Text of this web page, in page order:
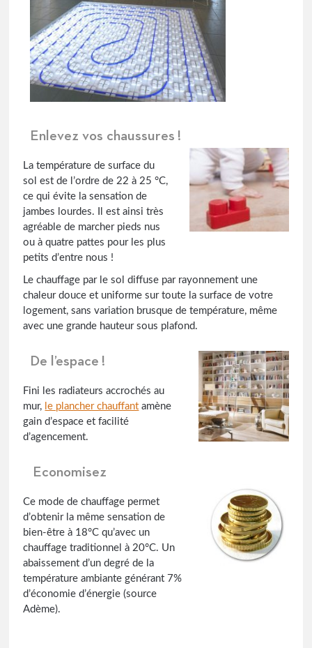
Enlevez vos chaussures !
La température de surface du
sol est de l’ordre de 22 à 25 °C,
ce qui évite la sensation de
jambes lourdes. Il est ainsi très
agréable de marcher pieds nus
ou à quatre pattes pour les plus
petits d’entre nous !
Le chauffage par le sol diffuse par rayonnement une
chaleur douce et uniforme sur toute la surface de votre
logement, sans variation brusque de température, même
avec une grande hauteur sous plafond.
De l’espace !
Fini les radiateurs accrochés au
mur, le plancher chauffant amène
gain d’espace et facilité
d’agencement.
Economisez
Ce mode de chauffage permet
d’obtenir la même sensation de
bien-être à 18°C qu’avec un
chauffage traditionnel à 20°C. Un
abaissement d’un degré de la
température ambiante générant 7%
d’économie d’énergie (source
Adème).